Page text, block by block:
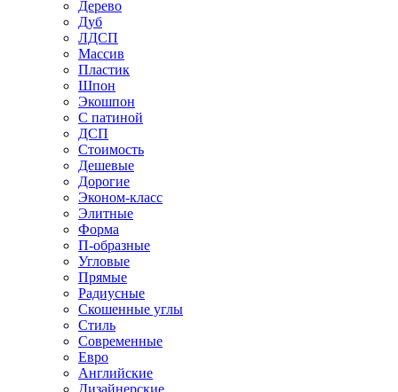
Дерево
Дуб
ЛДСП
Массив
Пластик
Шпон
Экошпон
С патиной
ДСП
Стоимость
Дешевые
Дорогие
Эконом-класс
Элитные
Форма
П-образные
Угловые
Прямые
Радиусные
Скошенные углы
Стиль
Современные
Евро
Английские
Дизайнерские